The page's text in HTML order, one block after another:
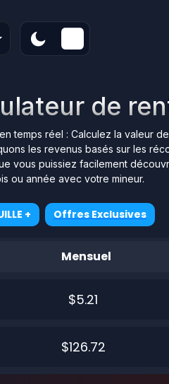
de
temps réel : Calculez la valeur
les revenus basés sur les
vous puissiez facilement
ou année avec votre mineur.
+ Offres Exclusives
Mensuel
$5.21
$126.72